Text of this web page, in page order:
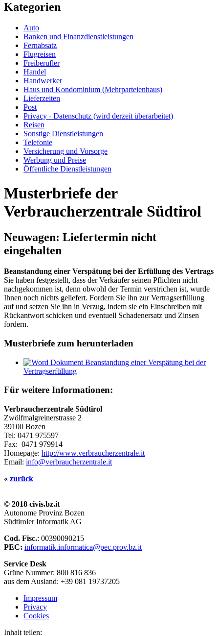
Kategorien
Auto
Banken und Finanzdienstleistungen
Fernabsatz
Flugreisen
Freiberufler
Handel
Handwerker
Haus und Kondominium (Mehrparteienhaus)
Lieferzeiten
Post
Privacy - Datenschutz (wird derzeit überarbeitet)
Reisen
Sonstige Dienstleistungen
Telefonie
Versicherung und Vorsorge
Werbung und Preise
Öffentliche Dienstleistungen
Musterbriefe der
Verbraucherzentrale Südtirol
Neuwagen: Liefertermin nicht
eingehalten
Beanstandung einer Verspätung bei der Erfüllung des Vertrags
Sie haben festgestellt, dass der Verkäufer seinen Pflichten nicht
nachgekommen ist, denn obwohl der Termin verstrichen ist, wurde
Ihnen noch nichts geliefert. Fordern Sie ihn zur Vertragserfüllung
auf und setzen Sie ihn in Verzug, indem sie ein Einschreiben mit
Rückantwort schicken und eventuell Schadenersatz und Zinsen
fordern.
Musterbriefe zum herunterladen
Beanstandung einer Verspätung bei der
Vertragserfüllung
Für weitere Informationen:
Verbraucherzentrale Südtirol
Zwölfmalgreinerstrasse 2
39100 Bozen
Tel: 0471 975597
Fax: 0471 979914
Homepage: http://www.verbraucherzentrale.it
Email: info@verbraucherzentrale.it
« zurück
© 2018 civis.bz.it
Autonome Provinz Bozen
Südtiroler Informatik AG
Cod. Fisc.: 00390090215
PEC: informatik.informatica@pec.prov.bz.it
Service Desk
Grüne Nummer: 800 816 836
aus dem Ausland: +39 081 19737205
Impressum
Privacy
Cookies
Inhalt teilen: